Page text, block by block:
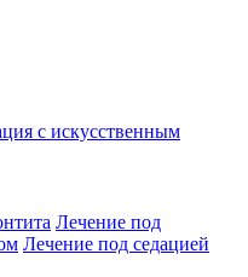
с искусственным
Лечение под
Лечение под седацией